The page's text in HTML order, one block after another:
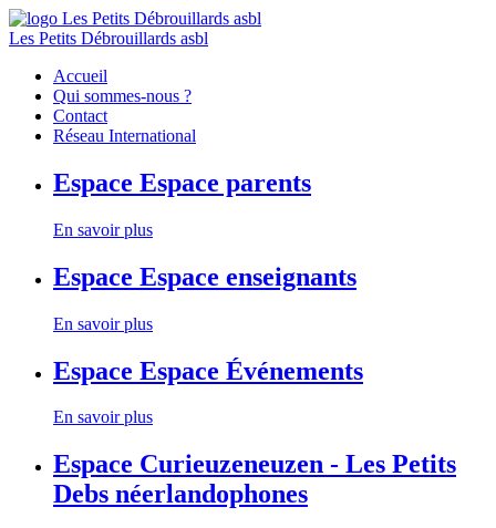
Les Petits Débrouillards asbl
Accueil
Qui sommes-nous ?
Contact
Réseau International
Espace Espace parents
En savoir plus
Espace Espace enseignants
En savoir plus
Espace Espace Événements
En savoir plus
Espace Curieuzeneuzen - Les Petits
Debs néerlandophones